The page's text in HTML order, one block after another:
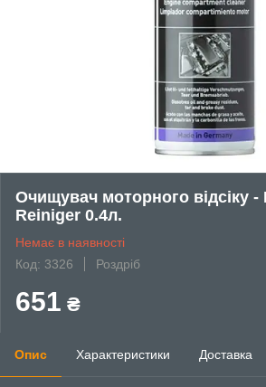
Очищувач моторного відсіку
Reiniger 0.4л.
Немає в наявності
Код: 3326
Роздріб
651 ₴
Опис Характеристики Доставка